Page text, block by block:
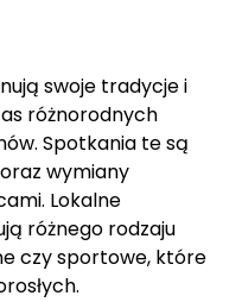
swoje tradycje i
różnorodnych
Spotkania te są
wymiany
Lokalne
różnego rodzaju
czy sportowe, które